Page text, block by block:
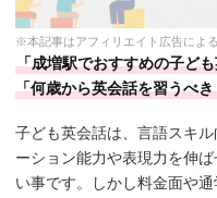
※本記事はアフィリエイト広告によ
「成増駅でおすすめの子ど
「何歳から英会話を習うべき
子ども英会話は、言語スキ
ーション能力や表現力を伸
い事です。しかし料金面や